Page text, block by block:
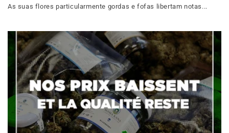
As suas flores particularmente gordas e fofas libertam notas...